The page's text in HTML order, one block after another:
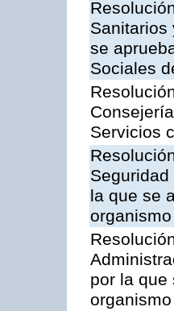
Sanitarios
se
Sociales
Servicios
la que se
por la que